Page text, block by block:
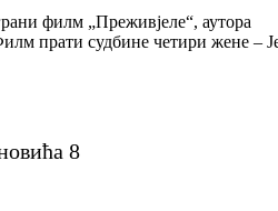
филм „Преживјеле“, аутора
прати судбине четири жене –
8